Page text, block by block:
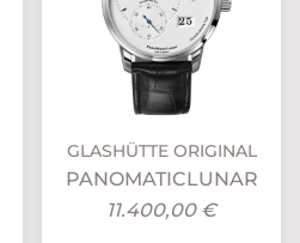
GLASHÜTTE ORIGINAL
PANOMATICLUNAR
11.400,00 €